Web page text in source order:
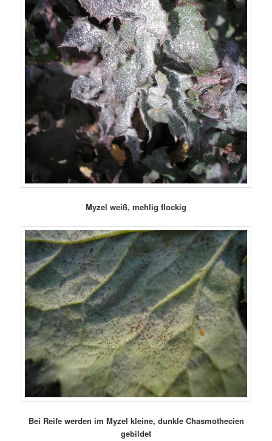
Myzel weiß, mehlig flockig
Bei Reife werden im Myzel kleine, dunkle Chasmothecien
gebildet